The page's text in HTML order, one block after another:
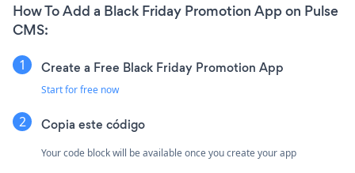
How To Add a Black Friday Promotion App on Pulse
CMS:
Create a Free Black Friday Promotion App
Start for free now
Copia este código
Your code block will be available once you create your app